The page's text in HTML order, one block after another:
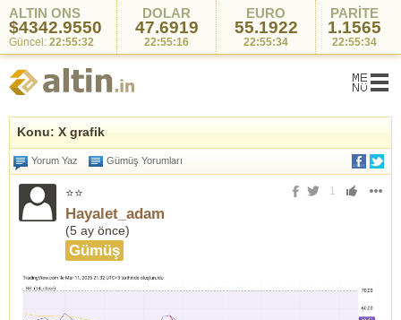
ALTIN ONS
$4342.9550
Güncel: 22:55:32
DOLAR
47.6919
22:55:16
EURO
55.1922
22:55:34
PARİTE
1.1565
22:55:34
Konu: X grafik
Yorum Yaz Gümüş Yorumları
⭐⭐
Hayalet_adam
(5 ay önce)
Gümüş
1